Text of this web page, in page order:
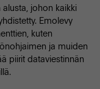
johon kaikki
Emolevy
kuten
ja muiden
piirit dataviestinnän